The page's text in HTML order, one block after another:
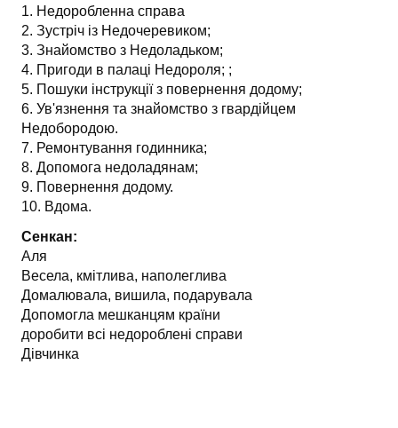
1. Недоробленна справа
2. Зустріч із Недочеревиком;
3. Знайомство з Недоладьком;
4. Пригоди в палаці Недороля; ;
5. Пошуки інструкції з повернення додому;
6. Ув'язнення та знайомство з гвардійцем
Недобородою.
7. Ремонтування годинника;
8. Допомога недоладянам;
9. Повернення додому.
10. Вдома.
Сенкан:
Аля
Весела, кмітлива, наполеглива
Домалювала, вишила, подарувала
Допомогла мешканцям країни
доробити всі недороблені справи
Дівчинка